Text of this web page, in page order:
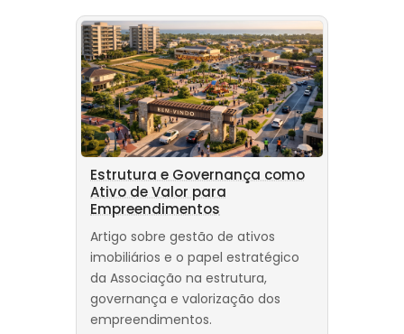
Estrutura e Governança como
Ativo de Valor para
Empreendimentos
Artigo sobre gestão de ativos
imobiliários e o papel estratégico
da Associação na estrutura,
governança e valorização dos
empreendimentos.